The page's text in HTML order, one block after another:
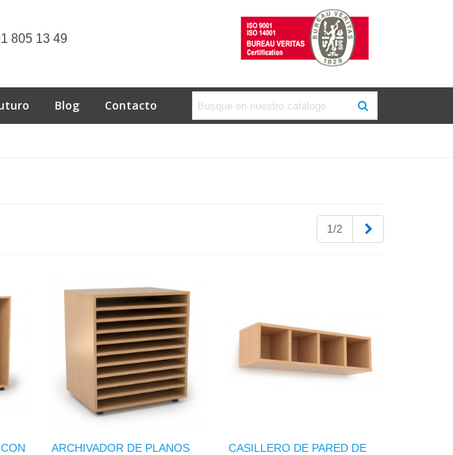
805 13 49
Blog Contacto
1/2
ARCHIVADOR DE PLANOS
CASILLERO DE PARED DE